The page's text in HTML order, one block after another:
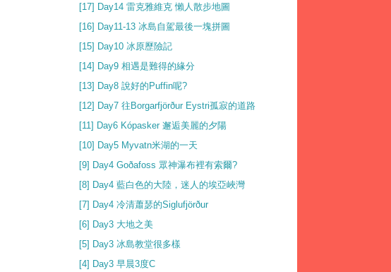
[17] Day14 雷克雅維克 懶人散步地圖
[16] Day11-13 冰島自駕最後一塊拼圖
[15] Day10 冰原歷險記
[14] Day9 相遇是難得的緣分
[13] Day8 說好的Puffin呢?
[12] Day7 往Borgarfjörður Eystri孤寂的道路
[11] Day6 Kópasker 邂逅美麗的夕陽
[10] Day5 Myvatn米湖的一天
[9] Day4 Goðafoss 眾神瀑布裡有索爾?
[8] Day4 藍白色的大陸，迷人的埃亞峽灣
[7] Day4 冷清蕭瑟的Siglufjörður
[6] Day3 大地之美
[5] Day3 冰島教堂很多樣
[4] Day3 早晨3度C